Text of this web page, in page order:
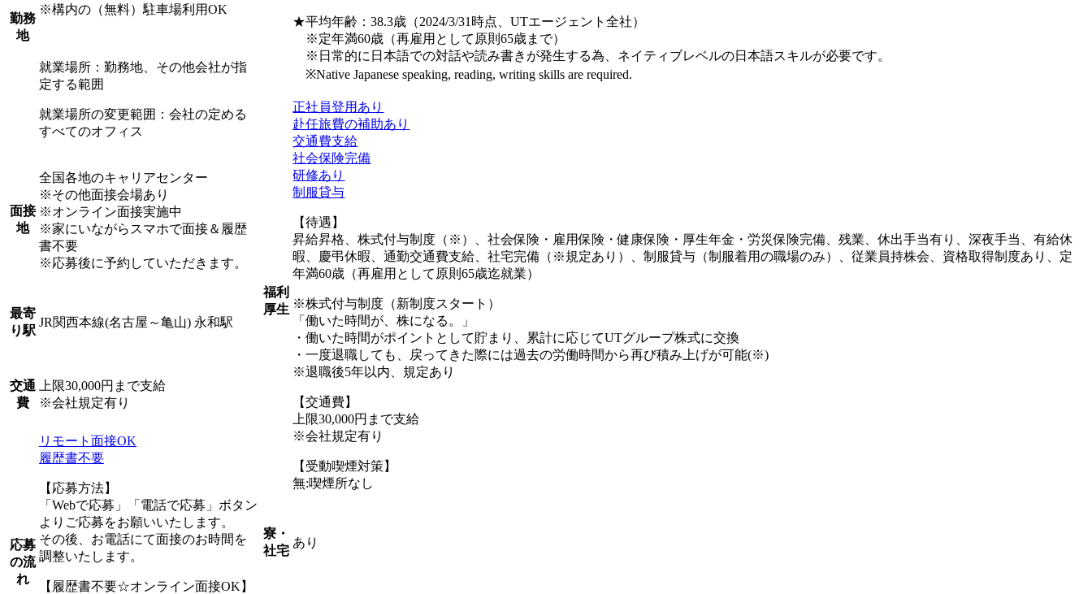
勤務
地
※構内の（無料）駐車場利用OK
就業場所：勤務地、その他会社が指
定する範囲
就業場所の変更範囲：会社の定める
すべてのオフィス
面接
地
全国各地のキャリアセンター
※その他面接会場あり
※オンライン面接実施中
※家にいながらスマホで面接＆履歴
書不要
※応募後に予約していただきます。
最寄
り駅
JR関西本線(名古屋～亀山) 永和駅
交通
費
上限30,000円まで支給
※会社規定有り
応募
の流
れ
リモート面接OK
履歴書不要
【応募方法】
「Webで応募」「電話で応募」ボタン
よりご応募をお願いいたします。
その後、お電話にて面接のお時間を
調整いたします。
【履歴書不要☆オンライン面接OK】
★平均年齢：38.3歳（2024/3/31時点、UTエージェント全社）
※定年満60歳（再雇用として原則65歳まで）
※日常的に日本語での対話や読み書きが発生する為、ネイティブレベルの日本語スキルが必要です。
※Native Japanese speaking, reading, writing skills are required.
福利
厚生
正社員登用あり
赴任旅費の補助あり
交通費支給
社会保険完備
研修あり
制服貸与
【待遇】
昇給昇格、株式付与制度（※）、社会保険・雇用保険・健康保険・厚生年金・労災保険完備、残業、休出手当有り、深夜手当、有給休
暇、慶弔休暇、通勤交通費支給、社宅完備（※規定あり）、制服貸与（制服着用の職場のみ）、従業員持株会、資格取得制度あり、定
年満60歳（再雇用として原則65歳迄就業）
※株式付与制度（新制度スタート）
「働いた時間が、株になる。」
・働いた時間がポイントとして貯まり、累計に応じてUTグループ株式に交換
・一度退職しても、戻ってきた際には過去の労働時間から再び積み上げが可能(※)
※退職後5年以内、規定あり
【交通費】
上限30,000円まで支給
※会社規定有り
【受動喫煙対策】
無:喫煙所なし
寮・
社宅
あり